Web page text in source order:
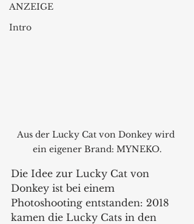
ANZEIGE
Intro
Aus der Lucky Cat von Donkey wird
ein eigener Brand: MYNEKO.
Die Idee zur Lucky Cat von
Donkey ist bei einem
Photoshooting entstanden: 2018
kamen die Lucky Cats in den